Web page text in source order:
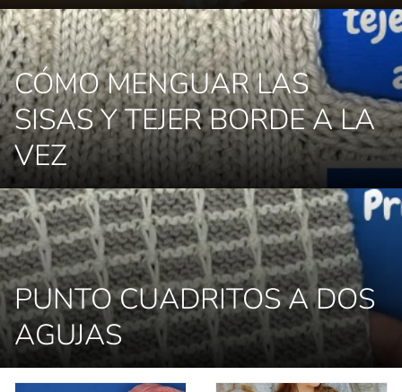
CÓMO MENGUAR LAS
SISAS Y TEJER BORDE A LA
VEZ
PUNTO CUADRITOS A DOS
AGUJAS